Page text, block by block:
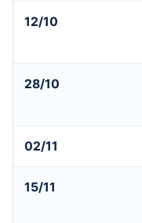
12/10
28/10
02/11
15/11